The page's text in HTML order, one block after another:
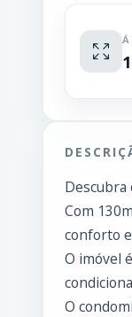
Com
conforto
O imóvel
O